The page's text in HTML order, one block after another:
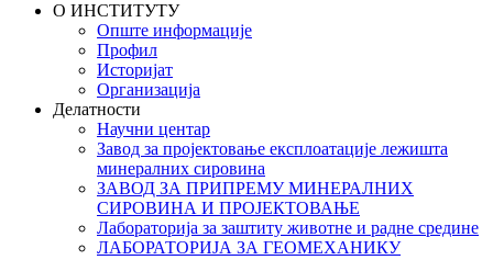
О ИНСТИТУТУ
Опште информације
Профил
Историјат
Организација
Делатности
Научни центар
Завод за пројектовање експлоатације лежишта
минералних сировина
ЗАВОД ЗА ПРИПРЕМУ МИНЕРАЛНИХ
СИРОВИНА И ПРОЈЕКТОВАЊЕ
Лабораторија за заштиту животне и радне средине
ЛАБОРАТОРИЈА ЗА ГЕОМЕХАНИКУ